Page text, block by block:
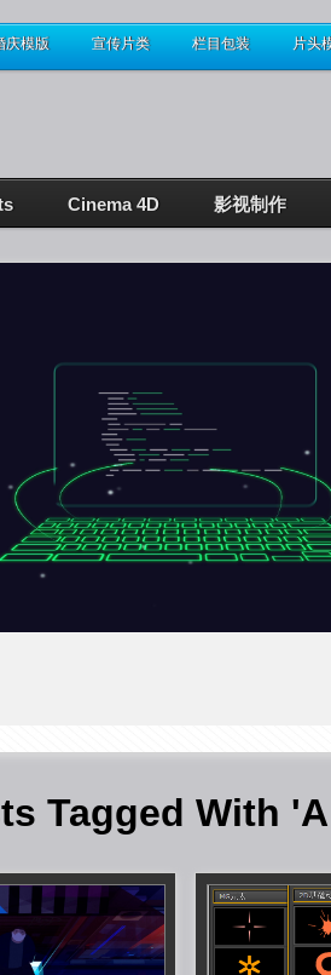
庆模版 宣传片类 栏目包装 片头
Cinema 4D 影视制作
Tagged With